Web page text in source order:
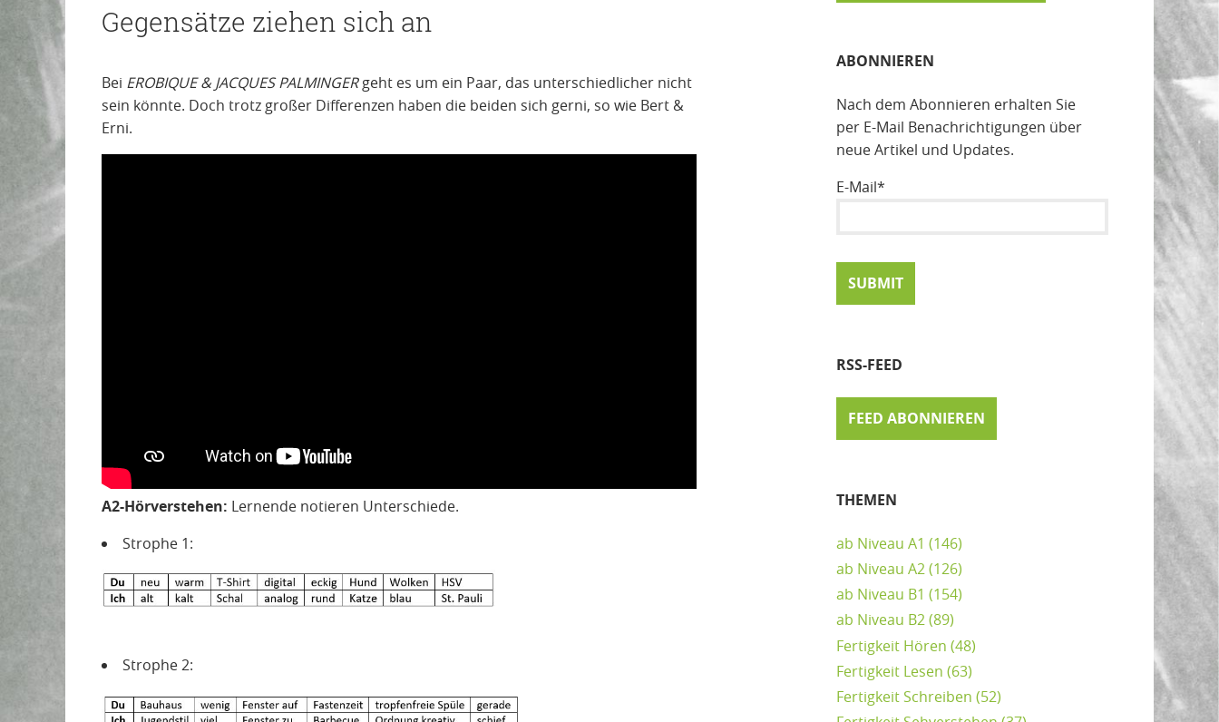
Gegensätze ziehen sich an
Bei EROBIQUE & JACQUES PALMINGERgeht es um ein Paar, das unterschiedlicher nicht
sein könnte. Doch trotz großer Differenzen haben die beiden sich gerni, so wie Bert &
Erni.
A2-Hörverstehen: Lernende notieren Unterschiede.
Strophe 1:
Strophe 2:
SUCHEN
ABONNIEREN
Nach dem Abonnieren erhalten Sie
per E-Mail Benachrichtigungen über
neue Artikel und Updates.
E-Mail*
RSS-FEED
FEED ABONNIEREN
THEMEN
ab Niveau A1 (146)
ab Niveau A2(126)
ab Niveau B1 (154)
ab Niveau B2(89)
Fertigkeit Hören (48)
Fertigkeit Lesen (63)
Fertigkeit Schreiben (52)